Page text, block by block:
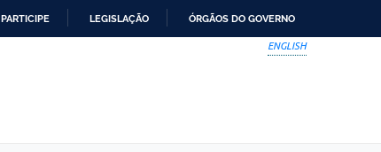
PARTICIPE LEGISLAÇÃO ÓRGÃOS DO GOVERNO
ENGLISH